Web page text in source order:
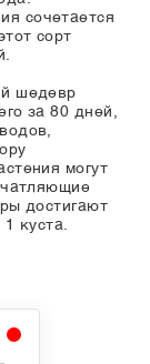
сочетается
сорт
шедевр
за 80 дней,
могут
достигают
куста.